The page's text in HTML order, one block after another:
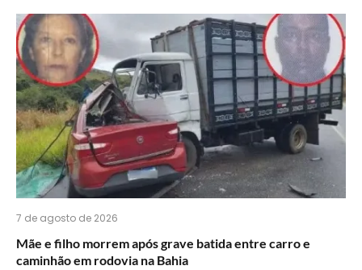
7 de agosto de 2026
Mãe e filho morrem após grave batida entre carro e
caminhão em rodovia na Bahia